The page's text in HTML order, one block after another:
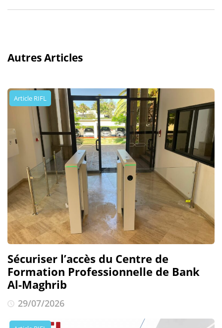
Autres Articles
Article RIFL
Sécuriser l’accès du Centre de
Formation Professionnelle de Bank
Al-Maghrib
29/07/2026